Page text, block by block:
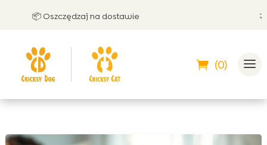
📦 Oszczędzaj na dostawie 🤝
(0)